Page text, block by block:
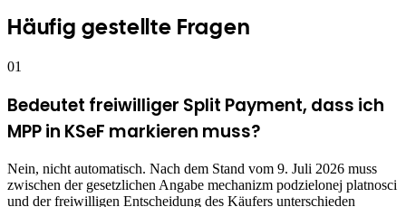
Häufig gestellte Fragen
01
Bedeutet freiwilliger Split Payment, dass ich
MPP in KSeF markieren muss?
Nein, nicht automatisch. Nach dem Stand vom 9. Juli 2026 muss
zwischen der gesetzlichen Angabe mechanizm podzielonej platnosci
und der freiwilligen Entscheidung des Käufers unterschieden